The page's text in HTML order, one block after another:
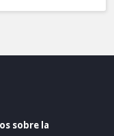
sobre la